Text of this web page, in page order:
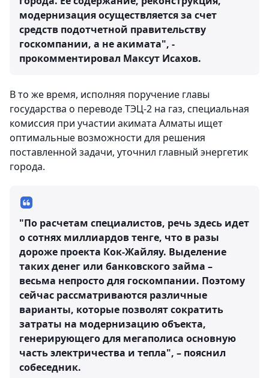
модернизация осуществляется за счет
средств подотчетной правительству
госкомпании, а не акимата", -
прокомментировал Максут Исахов.
В то же время, исполняя поручение главы
государства о переводе ТЭЦ-2 на газ, специальная
комиссия при участии акимата Алматы ищет
оптимальные возможности для решения
поставленной задачи, уточнил главный энергетик
города.
"По расчетам специалистов, речь здесь идет
о сотнях миллиардов тенге, что в разы
дороже проекта Кок-Жайляу. Выделение
таких денег или банковского займа –
весьма непросто для госкомпании. Поэтому
сейчас рассматриваются различные
варианты, которые позволят сократить
затраты на модернизацию объекта,
генерирующего для мегаполиса основную
часть электричества и тепла", – пояснил
собеседник.